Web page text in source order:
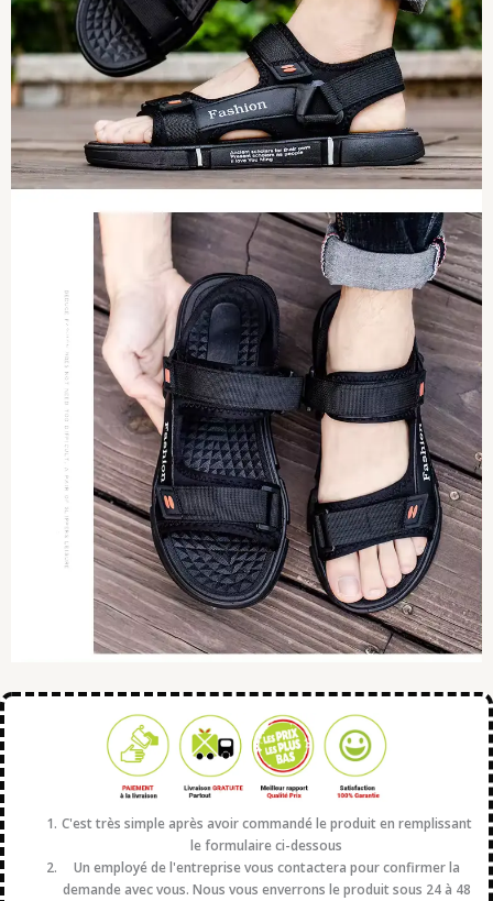
C'est très simple après avoir commandé le produit en remplissant
le formulaire ci-dessous
Un employé de l'entreprise vous contactera pour confirmer la
demande avec vous. Nous vous enverrons le produit sous 24 à 48